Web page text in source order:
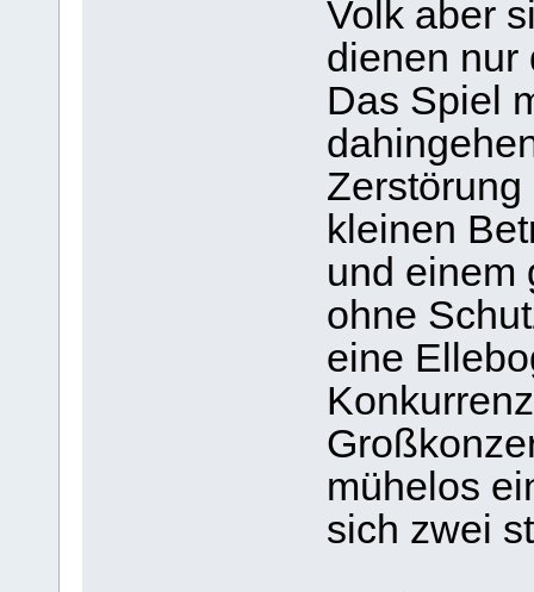
Volk aber
dienen nur
Das Spiel
kleinen
und einem
ohne
eine
mühelos
sich zwei